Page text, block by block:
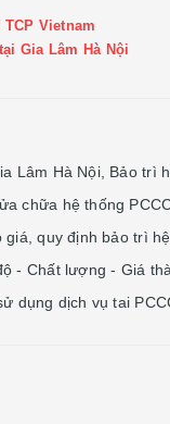
TCP Vietnam
Gia Lâm Hà Nội
Lâm Hà Nội, Bảo trì
chữa hệ thống
giá, quy định bảo trì
- Chất lượng - Giá
dụng dịch vụ tai